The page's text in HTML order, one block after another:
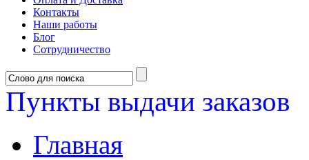
Контакты
Наши работы
Блог
Сотрудничество
Пункты выдачи заказов
Главная